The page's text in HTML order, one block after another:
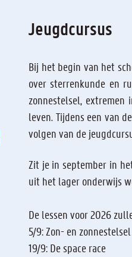
Jeugdcursus
Bij het begin van het
over sterrenkunde en
zonnestelsel, extremen
leven. Tijdens een van
volgen van de
Zit je in september in
uit het lager onderwijs
De lessen voor 2026
5/9: Zon- en zonnestelsel
19/9: De space race